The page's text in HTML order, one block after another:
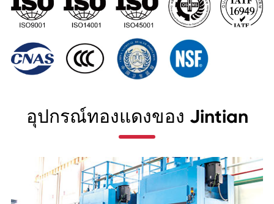
อุปกรณ์ทองแดงของ Jintian